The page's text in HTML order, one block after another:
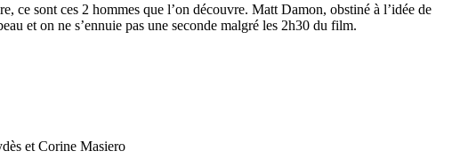
ce sont ces 2 hommes que l’on découvre. Matt Damon, obstiné à l’idée de
et on ne s’ennuie pas une seconde malgré les 2h30 du film.
et Corine Masiero